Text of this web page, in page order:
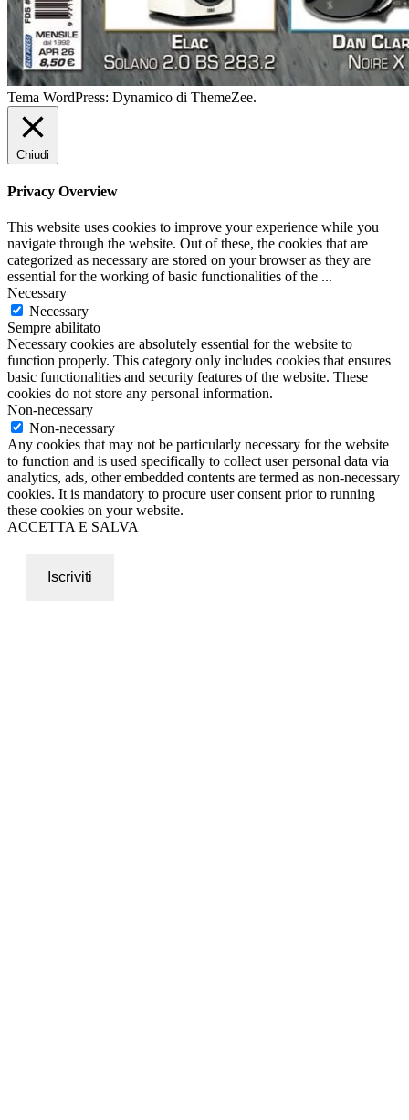
Tema WordPress: Dynamico di ThemeZee.
Chiudi
Privacy Overview
This website uses cookies to improve your experience while you
navigate through the website. Out of these, the cookies that are
categorized as necessary are stored on your browser as they are
essential for the working of basic functionalities of the ...
Necessary
Necessary
Sempre abilitato
Necessary cookies are absolutely essential for the website to
function properly. This category only includes cookies that ensures
basic functionalities and security features of the website. These
cookies do not store any personal information.
Non-necessary
Non-necessary
Any cookies that may not be particularly necessary for the website
to function and is used specifically to collect user personal data via
analytics, ads, other embedded contents are termed as non-necessary
cookies. It is mandatory to procure user consent prior to running
these cookies on your website.
ACCETTA E SALVA
Iscriviti